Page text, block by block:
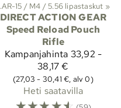
AR-15 / M4 / 5.56 lipastaskut ‪»
DIRECT ACTION GEAR
Speed Reload Pouch
Rifle
Kampanjahinta 33,92 -
38,17 €
(27,03 - 30,41 €, alv 0)
Heti saatavilla